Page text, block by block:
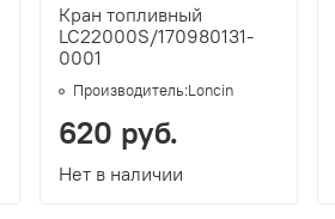
Кран топливный
LC22000S/170980131-
0001
Производитель:Loncin
Нет в наличии
620 руб.